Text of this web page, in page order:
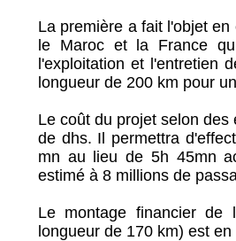
La première a fait l'objet
le Maroc et la France
l'exploitation et l'entretien
longueur de 200 km pour
Le coût du projet selon
de dhs. Il permettra
mn au lieu de 5h 45mn
estimé à 8 millions de
Le montage financier de
longueur de 170 km) est